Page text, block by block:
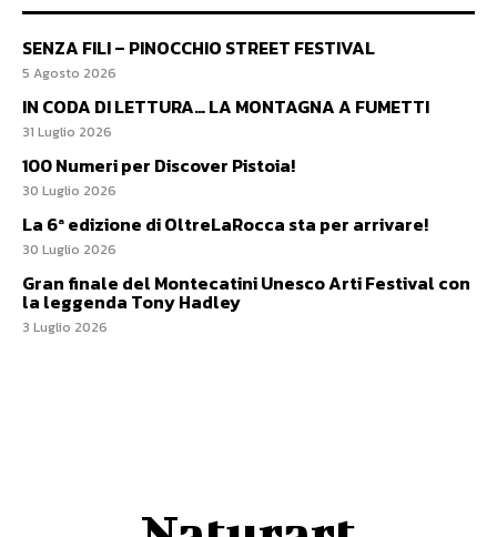
SENZA FILI – PINOCCHIO STREET FESTIVAL
5 Agosto 2026
IN CODA DI LETTURA… LA MONTAGNA A FUMETTI
31 Luglio 2026
100 Numeri per Discover Pistoia!
30 Luglio 2026
La 6ª edizione di OltreLaRocca sta per arrivare!
30 Luglio 2026
Gran finale del Montecatini Unesco Arti Festival con
la leggenda Tony Hadley
3 Luglio 2026